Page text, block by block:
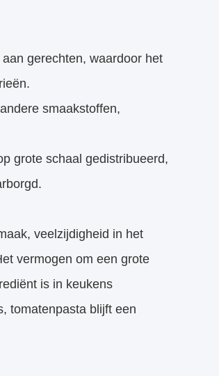
gerechten, waardoor het
smaakstoffen,
grote schaal gedistribueerd,
veelzijdigheid in het
vermogen om een grote
is in keukens
tomatenpasta blijft een